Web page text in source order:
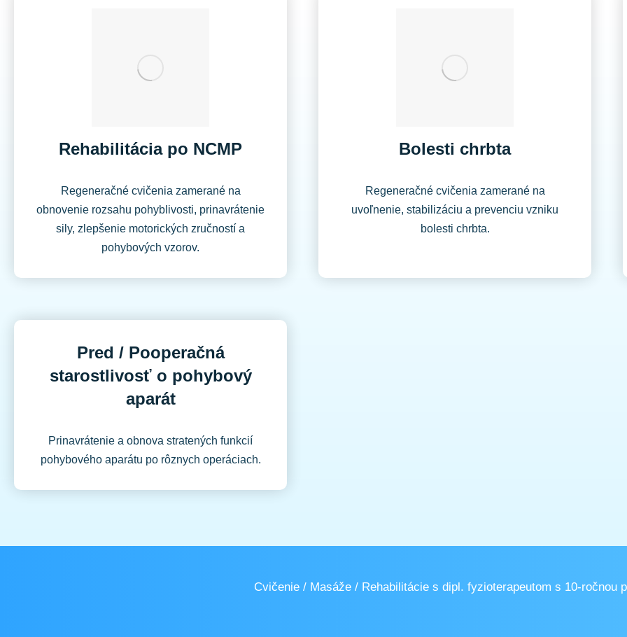
Rehabilitácia po NCMP
Regeneračné cvičenia zamerané na
obnovenie rozsahu pohyblivosti, prinavrátenie
sily, zlepšenie motorických zručností a
pohybových vzorov.
Bolesti chrbta​
Regeneračné cvičenia zamerané na
uvoľnenie, stabilizáciu a prevenciu vzniku
bolesti chrbta.
Pred / Pooperačná
starostlivosť o pohybový
aparát
Prinavrátenie a obnova stratených funkcií
pohybového aparátu po rôznych operáciach.
Cvičenie / Masáže / Rehabilitácie s dipl. fyzioterapeutom s 10-ročnou